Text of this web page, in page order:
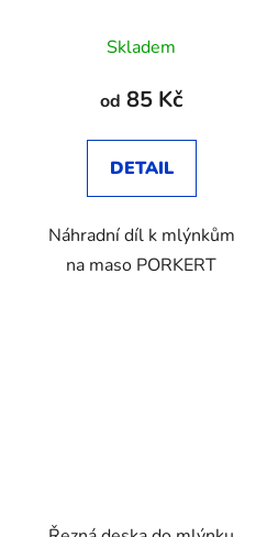
hodnocení
produktu
3,8
z
hvězdiček.
Skladem
od 85 Kč
DETAIL
Náhradní díl k mlýnkům
na maso PORKERT